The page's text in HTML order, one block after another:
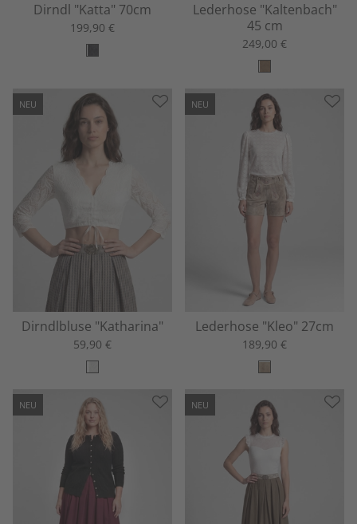
Dirndl "Katta" 70cm
199,90 €
Lederhose "Kaltenbach"
45 cm
249,00 €
NEU
Dirndlbluse "Katharina"
59,90 €
NEU
Lederhose "Kleo" 27cm
189,90 €
NEU NEU